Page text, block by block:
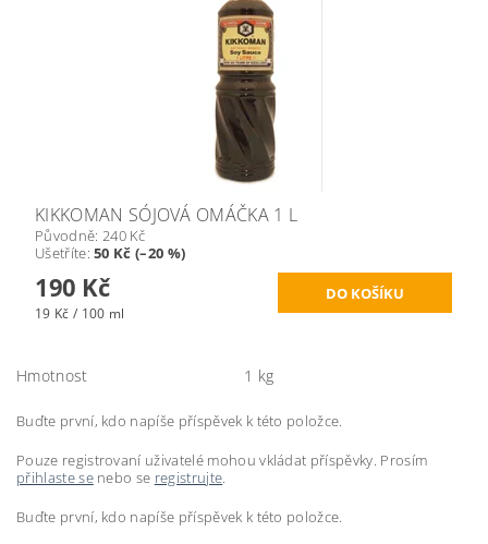
KIKKOMAN SÓJOVÁ OMÁČKA 1 L
Původně: 240 Kč
Ušetříte:50 Kč (–20 %)
190 Kč
19 Kč / 100 ml
Hmotnost 1 kg
Buďte první, kdo napíše příspěvek k této položce.
Pouze registrovaní uživatelé mohou vkládat příspěvky. Prosím
přihlaste senebo se registrujte.
Buďte první, kdo napíše příspěvek k této položce.